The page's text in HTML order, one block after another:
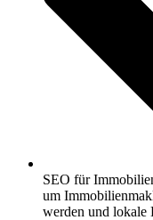
SEO für
um
werden und lokale